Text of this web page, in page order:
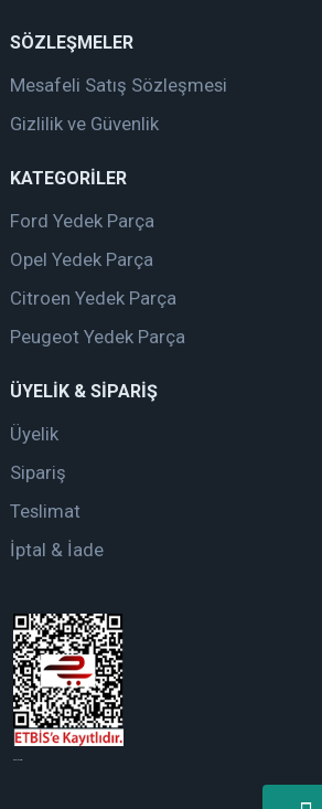
SÖZLEŞMELER
Mesafeli Satış Sözleşmesi
Gizlilik ve Güvenlik
KATEGORİLER
Ford Yedek Parça
Opel Yedek Parça
Citroen Yedek Parça
Peugeot Yedek Parça
ÜYELİK & SİPARİŞ
Üyelik
Sipariş
Teslimat
İptal & İade